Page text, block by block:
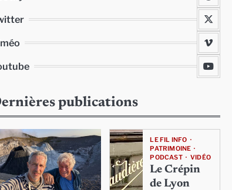
publications
LE FIL INFO
PATRIMOINE
PODCAST
VIDÉO
Le Crépin
de Lyon